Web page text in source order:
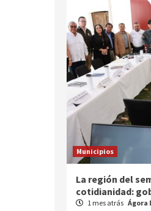
Municipios
Entrega
semilla
1 mes atrás Ágora